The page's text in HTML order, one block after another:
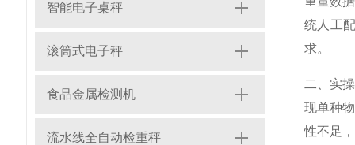
智能电子桌秤
滚筒式电子秤
食品金属检测机
流水线全自动检重秤
统人工
求。
二、实
现单种
性不足